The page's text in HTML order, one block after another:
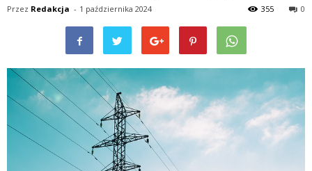
Przez Redakcja - 1 października 2024 0
355